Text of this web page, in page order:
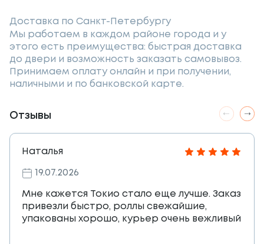
Доставка по Санкт-Петербургу
Мы работаем в каждом районе города и у
этого есть преимущества: быстрая доставка
до двери и возможность заказать самовывоз.
Принимаем оплату онлайн и при получении,
наличными и по банковской карте.
Отзывы
Наталья
19.07.2026
Мне кажется Токио стало еще лучше. Заказ
привезли быстро, роллы свежайшие,
упакованы хорошо, курьер очень вежливый